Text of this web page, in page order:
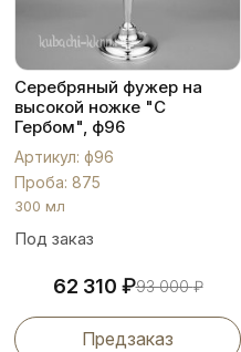
Серебряный фужер на
высокой ножке "С
Гербом", ф96
Артикул: ф96
Проба: 875
300 мл
Под заказ
62 310 ₽93 000₽
Предзаказ